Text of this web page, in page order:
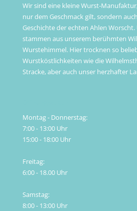
Wir sind eine kleine Wurst-
nur dem Geschmack gilt, sondern
Geschichte der echten Ahlen
stammen aus unserem berühmten
Wurstehimmel. Hier trocknen so
Wurstköstlichkeiten wie die
Stracke, aber auch unser herzhafter
Montag - Donnerstag:
7:00 - 13:00 Uhr
15:00 - 18:00 Uhr
Freitag:
6:00 - 18.00 Uhr
Samstag:
8:00 - 13:00 Uhr